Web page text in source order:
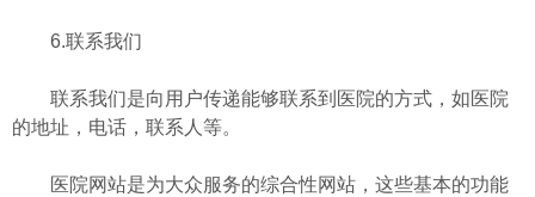
6.联系我们
联系我们是向用户传递能够联系到医院的方式，如医院
的地址，电话，联系人等。
医院网站是为大众服务的综合性网站，这些基本的功能